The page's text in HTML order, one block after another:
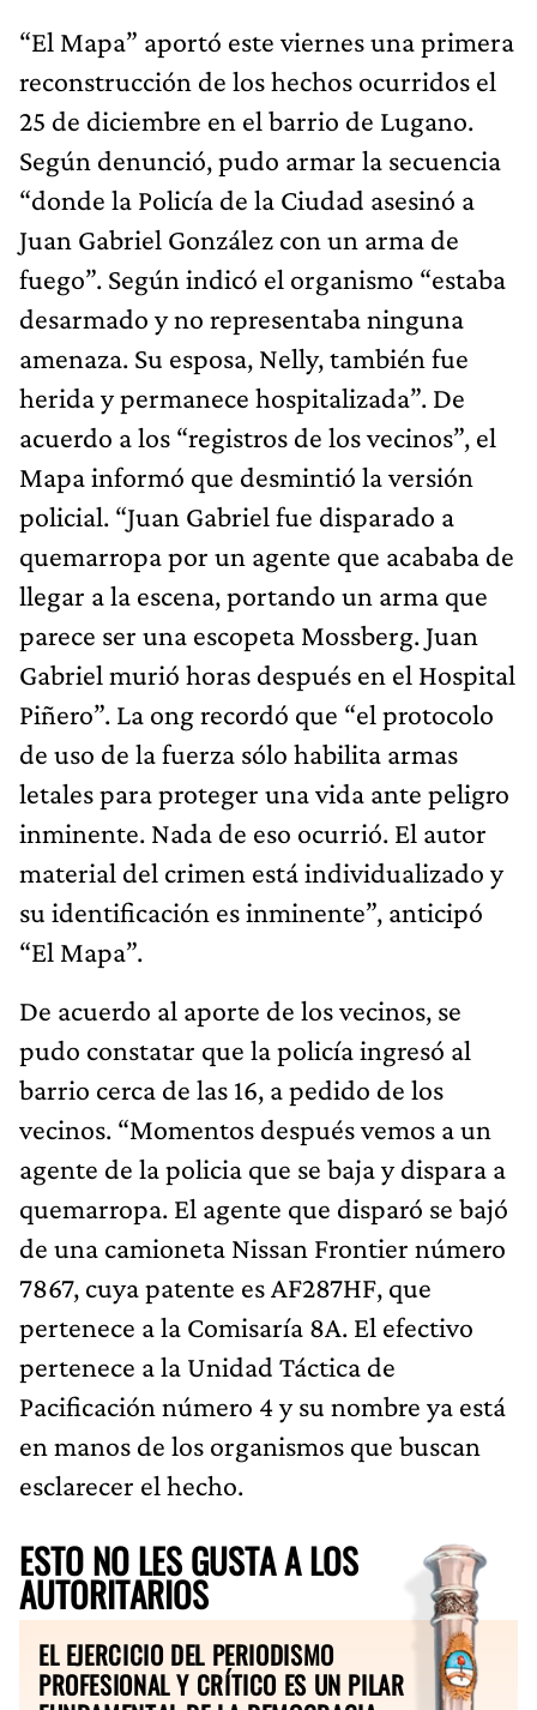
“El Mapa” aportó este viernes una primera
reconstrucción de los hechos ocurridos el
25 de diciembre en el barrio de Lugano.
Según denunció, pudo armar la secuencia
“donde la Policía de la Ciudad asesinó a
Juan Gabriel González con un arma de
fuego”. Según indicó el organismo “estaba
desarmado y no representaba ninguna
amenaza. Su esposa, Nelly, también fue
herida y permanece hospitalizada”. De
acuerdo a los “registros de los vecinos”, el
Mapa informó que desmintió la versión
policial. “Juan Gabriel fue disparado a
quemarropa por un agente que acababa de
llegar a la escena, portando un arma que
parece ser una escopeta Mossberg. Juan
Gabriel murió horas después en el Hospital
Piñero”. La ong recordó que “el protocolo
de uso de la fuerza sólo habilita armas
letales para proteger una vida ante peligro
inminente. Nada de eso ocurrió. El autor
material del crimen está individualizado y
su identificación es inminente”, anticipó
“El Mapa”.
De acuerdo al aporte de los vecinos, se
pudo constatar que la policía ingresó al
barrio cerca de las 16, a pedido de los
vecinos. “Momentos después vemos a un
agente de la policia que se baja y dispara a
quemarropa. El agente que disparó se bajó
de una camioneta Nissan Frontier número
7867, cuya patente es AF287HF, que
pertenece a la Comisaría 8A. El efectivo
pertenece a la Unidad Táctica de
Pacificación número 4 y su nombre ya está
en manos de los organismos que buscan
esclarecer el hecho.
ESTO NO LES GUSTA A LOS
AUTORITARIOS
EL EJERCICIO DEL PERIODISMO
PROFESIONAL Y CRÍTICO ES UN PILAR